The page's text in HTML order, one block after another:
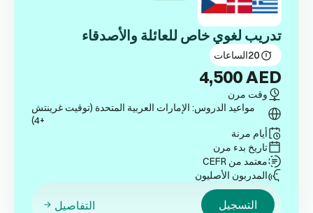
تدريب لغوي خاص للعائلة والأصدقاء
20الساعات
4,500AED
وقت مرن
مواعيد الدروس: الإمارات العربية المتحدة (توقيت غرينتش
+4)
أيام مرنة
تاريخ بدء مرن
معتمد من CEFR
المدربون الأصليون
التسجيل التفاصيل